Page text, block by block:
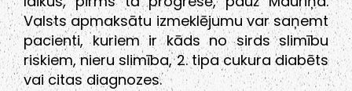
Valsts apmaksātu izmeklējumu var saņemt
pacienti, kuriem ir kāds no sirds slimību
riskiem, nieru slimība, 2. tipa cukura diabēts
vai citas diagnozes.